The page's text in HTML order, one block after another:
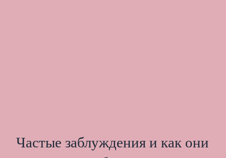
Частые заблуждения и как они